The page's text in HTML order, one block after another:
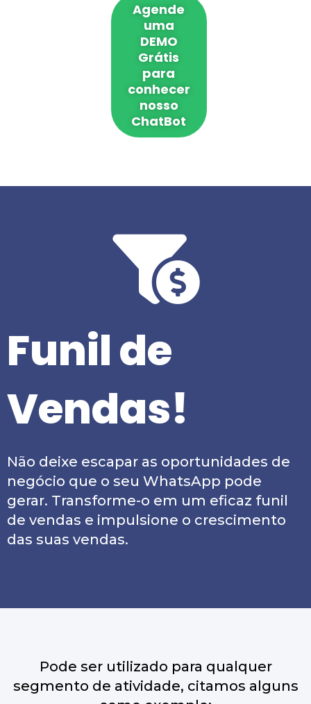
Agende
uma
DEMO
Grátis
para
conhecer
nosso
ChatBot
Funil de
Vendas!
Não deixe escapar as oportunidades de
negócio que o seu WhatsApp pode
gerar. Transforme-o em um eficaz funil
de vendas e impulsione o crescimento
das suas vendas.
Pode ser utilizado para qualquer
segmento de atividade, citamos alguns